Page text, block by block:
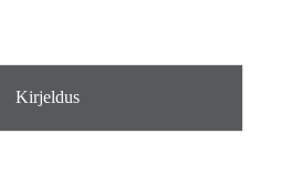
Kirjeldus